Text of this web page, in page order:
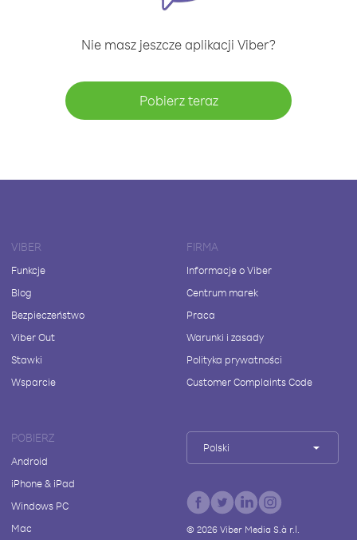
Nie masz jeszcze aplikacji Viber?
Pobierz teraz
VIBER
Funkcje
Blog
Bezpieczeństwo
Viber Out
Stawki
Wsparcie
FIRMA
Informacje o Viber
Centrum marek
Praca
Warunki i zasady
Polityka prywatności
Customer Complaints Code
POBIERZ
Android
iPhone & iPad
Windows PC
Mac
Polski
© 2026Viber Media S.à r.l.